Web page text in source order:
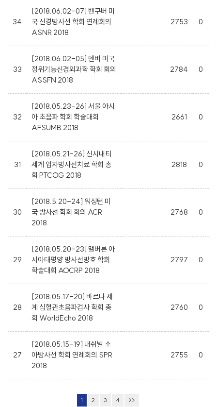
34
[2018.06.02-07] 밴쿠버 미
국 신경방사선 학회 연례회의
ASNR 2018
2753 0
33
[2018.06.02-05] 덴버 미국
정위기능신경외과학 학회 회의
ASSFN 2018
2784 0
32
[2018.05.23-26] 서울 아시
아 초음파 학회 학술대회
AFSUMB 2018
2661 0
31
[2018.05.21-26] 신시내티
세계 입자방사선치료 학회 총
회 PTCOG 2018
2818 0
30
[2018.5.20-24] 워싱턴 미
국 방사선 학회 회의 ACR
2018
2768 0
29
[2018.05.20-23] 맬버른 아
시아태평양 방사선방호 학회
학술대회 AOCRP 2018
2797 0
28
[2018.05.17-20] 바르나 세
계 심혈관초음파검사 학회 총
회 WorldEcho 2018
2760 0
27
[2018.05.15-19] 내쉬빌 소
아방사선 학회 연례회의 SPR
2018
2755 0
1 2 3 4 >>